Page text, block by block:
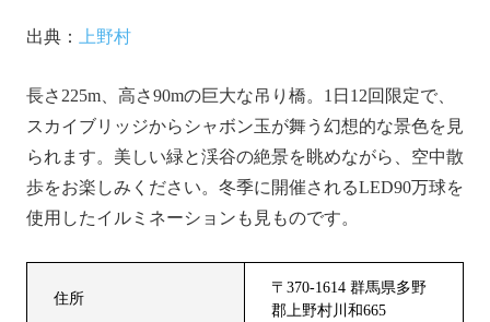
出典： 上野村
長さ225m、高さ90mの巨大な吊り橋。1日12回限定で、
スカイブリッジからシャボン玉が舞う幻想的な景色を見
られます。美しい緑と渓谷の絶景を眺めながら、空中散
歩をお楽しみください。冬季に開催されるLED90万球を
使用したイルミネーションも見ものです。
住所
〒370-1614 群馬県多野
郡上野村川和665